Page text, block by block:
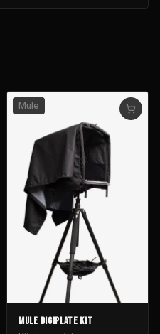
Mule
MULE DIGIPLATE KIT